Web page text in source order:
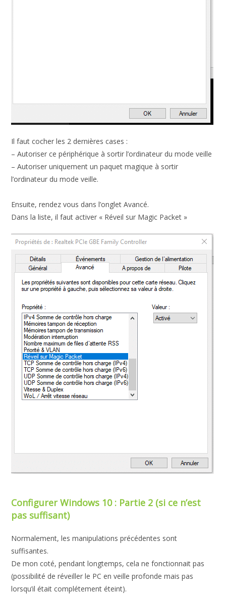
Il faut cocher les 2 dernières cases :
– Autoriser ce périphérique à sortir l’ordinateur du mode veille
– Autoriser uniquement un paquet magique à sortir
l’ordinateur du mode veille.
Ensuite, rendez vous dans l’onglet Avancé.
Dans la liste, il faut activer « Réveil sur Magic Packet »
Configurer Windows 10 : Partie 2 (si ce n’est
pas suffisant)
Normalement, les manipulations précédentes sont
suffisantes.
De mon coté, pendant longtemps, cela ne fonctionnait pas
(possibilité de réveiller le PC en veille profonde mais pas
lorsqu’il était complétement éteint).